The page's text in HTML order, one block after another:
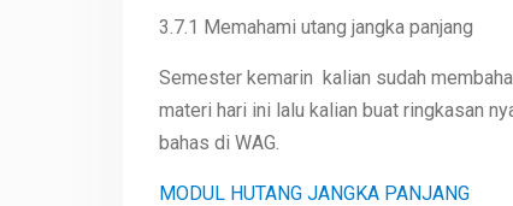
3.7.1 Memahami utang jangka panjang
Semester kemarin kalian sudah
materi hari ini lalu kalian buat ringkasan
bahas di WAG.
MODUL HUTANG JANGKA PANJANG